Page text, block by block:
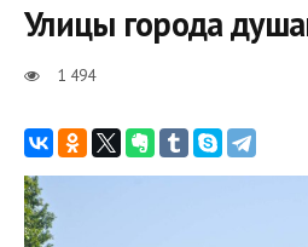
Улицы города
1 494